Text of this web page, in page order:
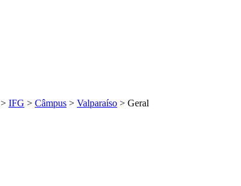
> IFG > Câmpus > Valparaíso > Geral